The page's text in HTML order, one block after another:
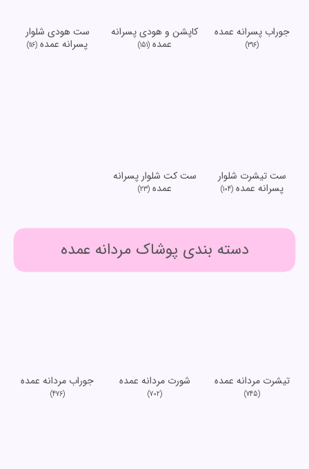
جوراب پسرانه عمده
(316)
کاپشن و هودی پسرانه
عمده(151)
ست هودی شلوار
پسرانه عمده (116)
ست تیشرت شلوار
پسرانه عمده(104)
ست کت شلوار پسرانه
عمده(23)
دسته بندی پوشاک مردانه عمده
تیشرت مردانه عمده
(745)
شورت مردانه عمده
(702)
جوراب مردانه عمده
(476)